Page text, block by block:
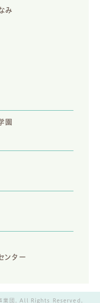
み
園
ンター
業団. All Rights Reserved.